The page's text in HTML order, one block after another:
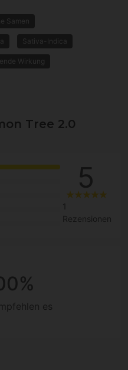
Samen
Sativa-Indica
Wirkung
Tree 2.0
5
1
Rezensionen
es